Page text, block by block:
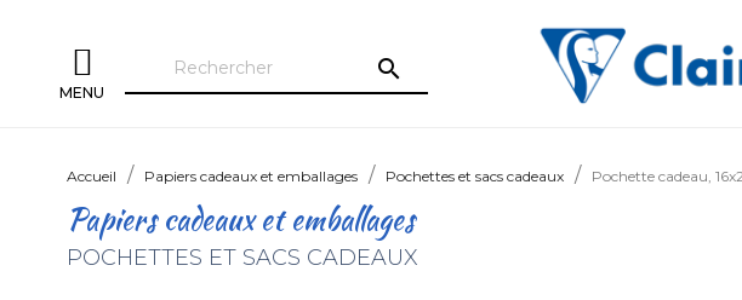
MENU
search
Accueil Papiers cadeaux et emballages Pochettes et sacs cadeaux Pochette cadeau,
Papiers cadeaux et emballages
POCHETTES ET SACS CADEAUX